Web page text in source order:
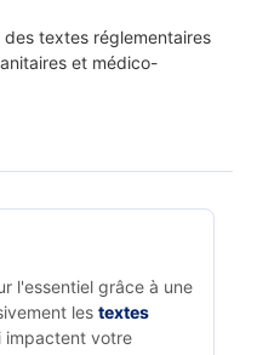
des textes réglementaires
et médico-
l'essentiel grâce à une
les textes
impactent votre